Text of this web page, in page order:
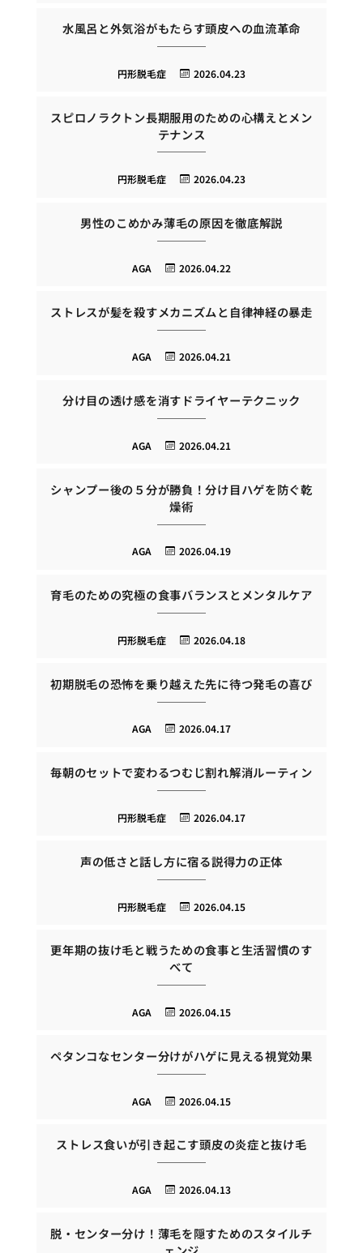
水風呂と外気浴がもたらす頭皮への血流革命
2026.04.23
円形脱毛症
スピロノラクトン長期服用のための心構えとメン
テナンス
2026.04.23
円形脱毛症
男性のこめかみ薄毛の原因を徹底解説
2026.04.22
AGA
ストレスが髪を殺すメカニズムと自律神経の暴走
2026.04.21
AGA
分け目の透け感を消すドライヤーテクニック
2026.04.21
AGA
シャンプー後の５分が勝負！分け目ハゲを防ぐ乾
燥術
2026.04.19
AGA
育毛のための究極の食事バランスとメンタルケア
2026.04.18
円形脱毛症
初期脱毛の恐怖を乗り越えた先に待つ発毛の喜び
2026.04.17
AGA
毎朝のセットで変わるつむじ割れ解消ルーティン
2026.04.17
円形脱毛症
声の低さと話し方に宿る説得力の正体
2026.04.15
円形脱毛症
更年期の抜け毛と戦うための食事と生活習慣のす
べて
2026.04.15
AGA
ペタンコなセンター分けがハゲに見える視覚効果
2026.04.15
AGA
ストレス食いが引き起こす頭皮の炎症と抜け毛
2026.04.13
AGA
脱・センター分け！薄毛を隠すためのスタイルチ